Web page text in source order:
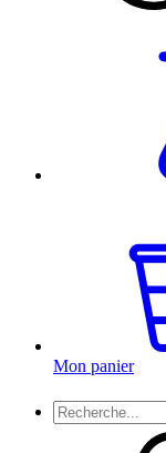
Mon panier